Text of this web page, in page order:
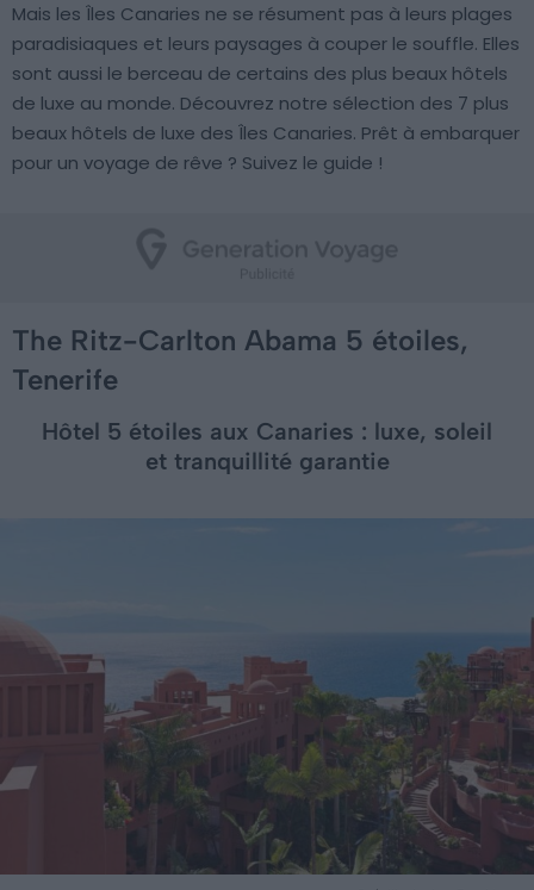
Mais les Îles Canaries ne se résument pas à leurs plages
paradisiaques et leurs paysages à couper le souffle. Elles
sont aussi le berceau de certains des plus beaux hôtels
de luxe au monde. Découvrez notre sélection des 7 plus
beaux hôtels de luxe des Îles Canaries. Prêt à embarquer
pour un voyage de rêve ? Suivez le guide !
The Ritz-Carlton Abama 5 étoiles,
Tenerife
Hôtel 5 étoiles aux Canaries : luxe, soleil
et tranquillité garantie